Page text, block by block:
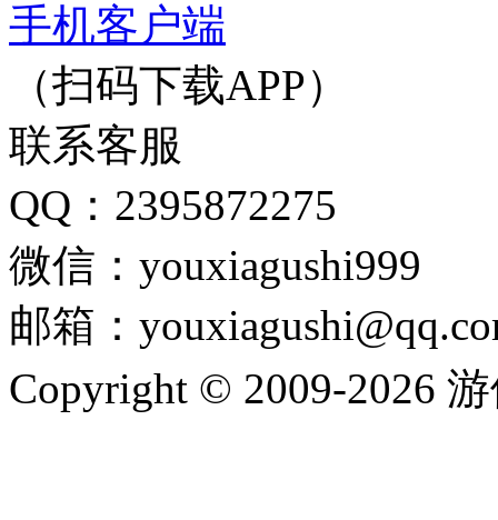
手机客户端
（扫码下载APP）
联系客服
QQ：2395872275
微信：youxiagushi999
邮箱：
Copyright © 2009-2026